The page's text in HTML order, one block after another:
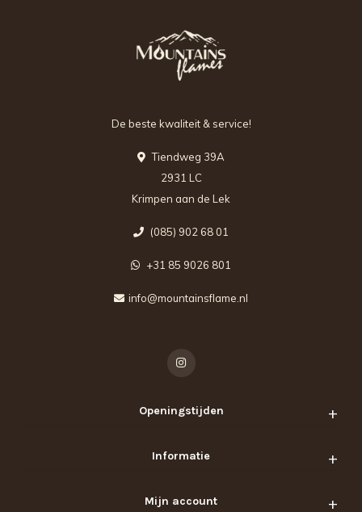
De beste kwaliteit & service!
Tiendweg 39A
2931 LC
Krimpen aan de Lek
(085) 902 68 01
+31 85 9026 801
info@mountainsflame.nl
Openingstijden
Informatie
Mijn account